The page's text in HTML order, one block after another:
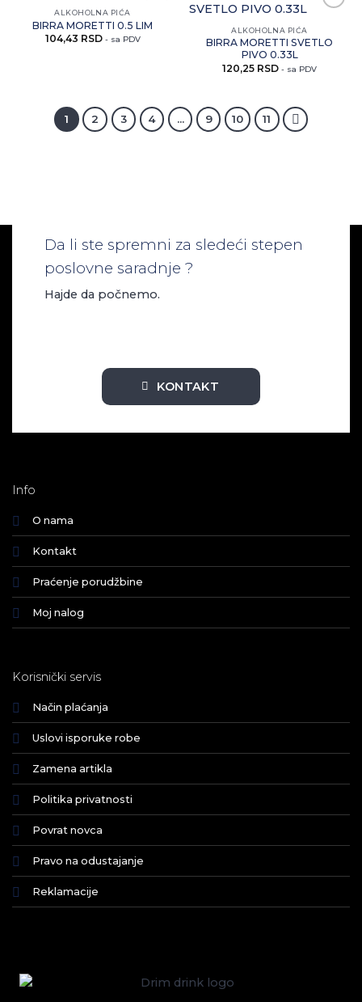
ovaj
artikal
ALKOHOLNA PIĆA
BIRRA MORETTI 0.5 LIM
104,43 RSD - sa PDV
artikal
ALKOHOLNA PIĆA
BIRRA MORETTI SVETLO
PIVO 0.33L
120,25 RSD - sa PDV
1 2 3 4 … 9 10 11
Da li ste spremni za sledeći stepen
poslovne saradnje ?
Hajde da počnemo.
KONTAKT
Info
O nama
Kontakt
Praćenje porudžbine
Moj nalog
Korisnički servis
Način plaćanja
Uslovi isporuke robe
Zamena artikla
Politika privatnosti
Povrat novca
Pravo na odustajanje
Reklamacije